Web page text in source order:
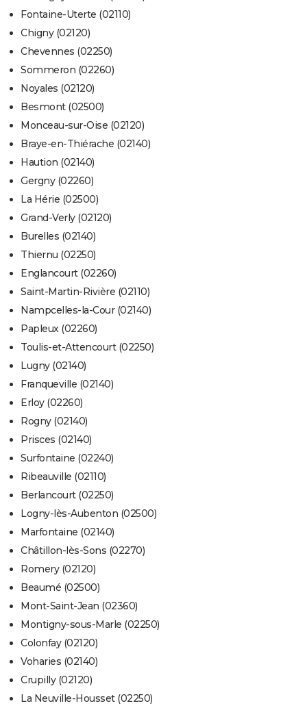
Fontaine-Uterte (02110)
Chigny (02120)
Chevennes (02250)
Sommeron (02260)
Noyales (02120)
Besmont (02500)
Monceau-sur-Oise (02120)
Braye-en-Thiérache (02140)
Haution (02140)
Gergny (02260)
La Hérie (02500)
Grand-Verly (02120)
Burelles (02140)
Thiernu (02250)
Englancourt (02260)
Saint-Martin-Rivière (02110)
Nampcelles-la-Cour (02140)
Papleux (02260)
Toulis-et-Attencourt (02250)
Lugny (02140)
Franqueville (02140)
Erloy (02260)
Rogny (02140)
Prisces (02140)
Surfontaine (02240)
Ribeauville (02110)
Berlancourt (02250)
Logny-lès-Aubenton (02500)
Marfontaine (02140)
Châtillon-lès-Sons (02270)
Romery (02120)
Beaumé (02500)
Mont-Saint-Jean (02360)
Montigny-sous-Marle (02250)
Colonfay (02120)
Voharies (02140)
Crupilly (02120)
La Neuville-Housset (02250)